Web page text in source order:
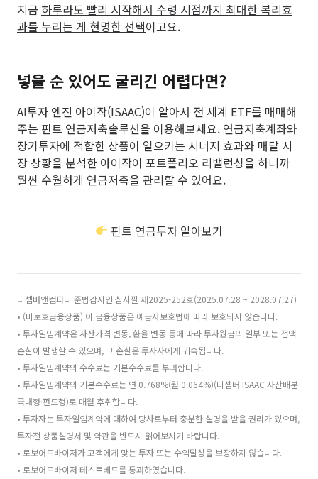
지금 하루라도 빨리 시작해서 수령 시점까지 최대한 복리효
과를 누리는 게 현명한 선택이고요.
넣을 순 있어도 굴리긴 어렵다면?
AI투자 엔진 아이작(ISAAC)이 알아서 전 세계 ETF를 매매해
주는 핀트 연금저축솔루션을 이용해보세요. 연금저축계좌와
장기투자에 적합한 상품이 일으키는 시너지 효과와 매달 시
장 상황을 분석한 아이작이 포트폴리오 리밸런싱을 하니까
훨씬 수월하게 연금저축을 관리할 수 있어요.
핀트 연금투자 알아보기
디셈버앤컴퍼니 준법감시인 심사필 제2025-252호(2025.07.28 ~ 2028.07.27)
• (비보호금융상품) 이 금융상품은 예금자보호법에 따라 보호되지 않습니다.
• 투자일임계약은 자산가격 변동, 환율 변동 등에 따라 투자원금의 일부 또는 전액
손실이 발생할 수 있으며, 그 손실은 투자자에게 귀속됩니다.
• 투자일임계약의 수수료는 기본수수료를 부과합니다.
• 투자일임계약의 기본수수료는 연 0.768%(월 0.064%)(디셈버 ISAAC 자산배분
국내형·펀드형)로 매월 후취합니다.
• 투자자는 투자일임계약에 대하여 당사로부터 충분한 설명을 받을 권리가 있으며,
투자전 상품설명서 및 약관을 반드시 읽어보시기 바랍니다.
• 로보어드바이저가 고객에게 맞는 투자 또는 수익달성을 보장하지 않습니다.
• 로보어드바이저 테스트베드를 통과하였습니다.